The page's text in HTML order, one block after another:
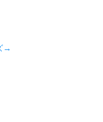
→